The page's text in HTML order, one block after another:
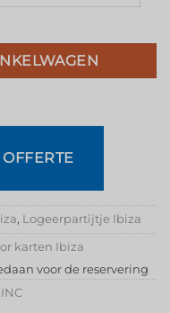
, Logeerpartijtje Ibiza
karten Ibiza
voor de reservering